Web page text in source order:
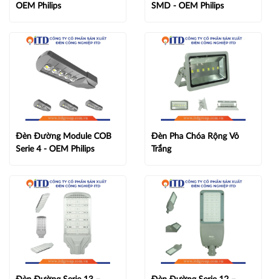
OEM Philips
SMD - OEM Philips
Đèn Đường Module COB
Serie 4 - OEM Philips
Đèn Pha Chóa Rộng Vỏ
Trắng